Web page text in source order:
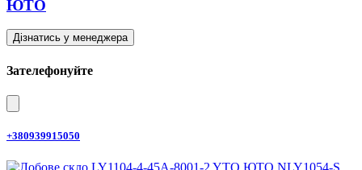
ЮТО
Дізнатись у менеджера
Зателефонуйте
+380939915050